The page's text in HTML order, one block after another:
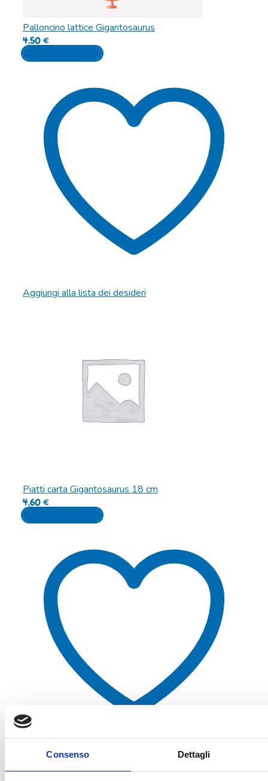
Consenso Dettagli
Palloncino lattice Gigantosaurus
4,50€
Aggiungi al carrello
Aggiungi alla lista dei desideri
Piatti carta Gigantosaurus 18 cm
4,60€
Aggiungi al carrello
Aggiungi alla lista dei desideri